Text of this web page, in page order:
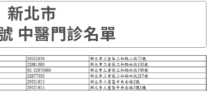
新北市
中醫門診名單